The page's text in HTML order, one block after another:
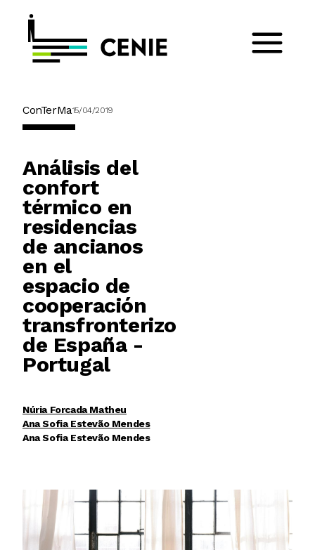
ConTerMa15/04/2019
Análisis del
confort
térmico en
residencias
de ancianos
en el
espacio de
cooperación
transfronterizo
de España -
Portugal
Núria Forcada Matheu
Ana Sofia Estevão Mendes
Ana Sofia Estevão Mendes